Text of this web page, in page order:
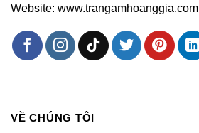
Website: www.trangamhoanggia.com
VỀ CHÚNG TÔI